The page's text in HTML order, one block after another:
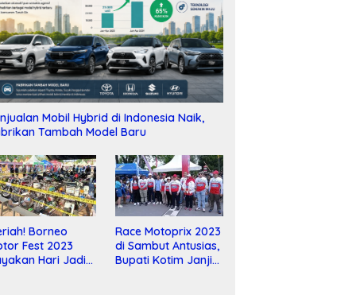
Mobil Hybrid di Indonesia Naik,
Tambah Model Baru
Borneo
Fest 2023
Hari Jadi
Race Motoprix 2023
di Sambut Antusias,
Bupati Kotim Janji